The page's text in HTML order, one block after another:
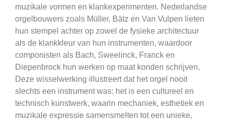
muzikale vormen en klankexperimenten. Nederlandse
orgelbouwers zoals Müller, Bätz en Van Vulpen lieten
hun stempel achter op zowel de fysieke architectuur
als de klankkleur van hun instrumenten, waardoor
componisten als Bach, Sweelinck, Franck en
Diepenbrock hun werken op maat konden schrijven.
Deze wisselwerking illustreert dat het orgel nooit
slechts een instrument was: het is een cultureel en
technisch kunstwerk, waarin mechaniek, esthetiek en
muzikale expressie samensmelten tot een unieke,